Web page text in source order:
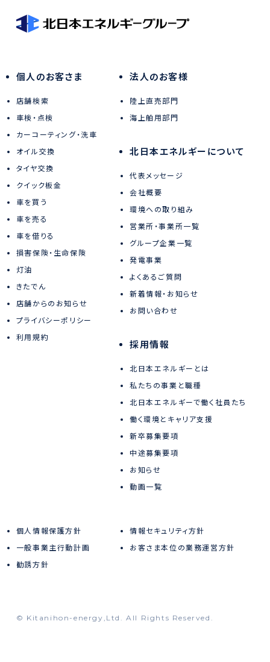
個人のお客さま
店舗検索
車検・点検
カーコーティング・洗車
オイル交換
タイヤ交換
クイック板金
車を買う
車を売る
車を借りる
損害保険・生命保険
灯油
きたでん
店舗からのお知らせ
プライバシーポリシー
利用規約
法人のお客様
陸上直売部門
海上舶用部門
北日本エネルギーについて
代表メッセージ
会社概要
環境への取り組み
営業所・事業所一覧
グループ企業一覧
発電事業
よくあるご質問
新着情報・お知らせ
お問い合わせ
採用情報
北日本エネルギーとは
私たちの事業と職種
北日本エネルギーで働く社員たち
働く環境とキャリア支援
新卒募集要項
中途募集要項
お知らせ
動画一覧
個人情報保護方針
情報セキュリティ方針
一般事業主行動計画
お客さま本位の業務運営方針
勧誘方針
© Kitanihon-energy,Ltd. All Rights Reserved.